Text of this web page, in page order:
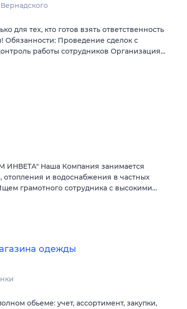
для тех, кто готов взять ответственность
Обязанности: Проведение сделок с
работы сотрудников Организация…
Наша Компания занимается
отопления и водоснабжения в частных
грамотного сотрудника с высокими…
одежды
обьеме: учет, ассортимент, закупки,